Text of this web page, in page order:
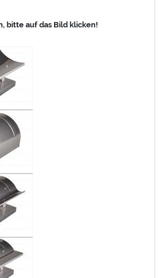
bitte auf das Bild klicken!